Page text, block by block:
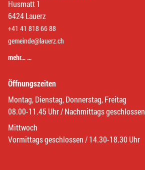
Husmatt 1
6424 Lauerz
+41 41 818 66 88
gemeinde@lauerz.ch
mehr… …
Öffnungszeiten
Montag, Dienstag, Donnerstag, Freitag
08.00-11.45 Uhr / Nachmittags geschlossen
Mittwoch
Vormittags geschlossen / 14.30-18.30 Uhr